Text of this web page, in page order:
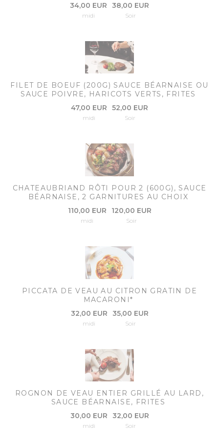
34,00 EUR
midi
38,00 EUR
Soir
FILET DE BOEUF (200G) SAUCE BÉARNAISE OU
SAUCE POIVRE, HARICOTS VERTS, FRITES
47,00 EUR
midi
52,00 EUR
Soir
CHATEAUBRIAND RÔTI POUR 2 (600G), SAUCE
BÉARNAISE, 2 GARNITURES AU CHOIX
110,00 EUR
midi
120,00 EUR
Soir
PICCATA DE VEAU AU CITRON GRATIN DE
MACARONI*
32,00 EUR
midi
35,00 EUR
Soir
ROGNON DE VEAU ENTIER GRILLÉ AU LARD,
SAUCE BÉARNAISE, FRITES
30,00 EUR
midi
32,00 EUR
Soir